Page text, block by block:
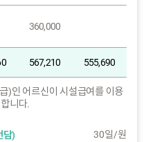
360,000
567,210 555,690
)인 어르신이 시설급여를 이용
니다.
담) 30일/원